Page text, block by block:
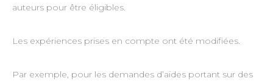
auteurs pour être éligibles.
Les expériences prises en compte ont été modifiées.
Par exemple, pour les demandes d’aides portant sur des